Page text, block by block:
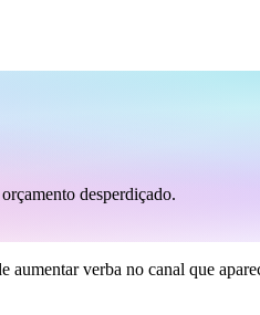
desperdiçado.
verba no canal que